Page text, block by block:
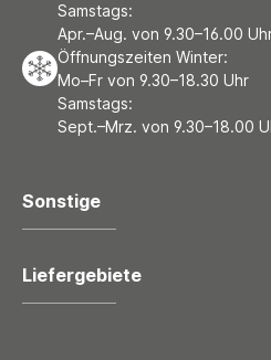
Samstags:
Apr.–Aug. von 9.30–16.00
Öffnungszeiten Winter:
Mo–Fr von 9.30–18.30 Uhr
Samstags:
Sept.–Mrz. von 9.30–18.00
Sonstige
Liefergebiete